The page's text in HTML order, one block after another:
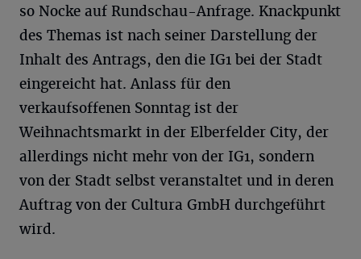
so Nocke auf Rundschau-Anfrage. Knackpunkt
des Themas ist nach seiner Darstellung der
Inhalt des Antrags, den die IG1 bei der Stadt
eingereicht hat. Anlass für den
verkaufsoffenen Sonntag ist der
Weihnachtsmarkt in der Elberfelder City, der
allerdings nicht mehr von der IG1, sondern
von der Stadt selbst veranstaltet und in deren
Auftrag von der Cultura GmbH durchgeführt
wird.